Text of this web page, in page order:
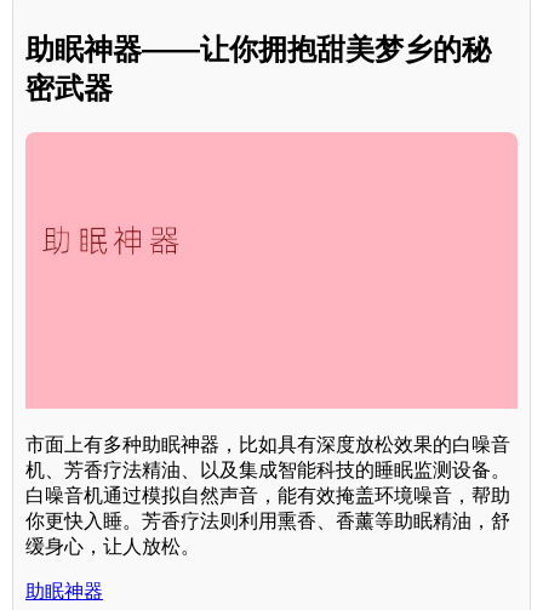
助眠神器——让你拥抱甜美梦乡的秘
密武器
市面上有多种助眠神器，比如具有深度放松效果的白噪音
机、芳香疗法精油、以及集成智能科技的睡眠监测设备。
白噪音机通过模拟自然声音，能有效掩盖环境噪音，帮助
你更快入睡。芳香疗法则利用熏香、香薰等助眠精油，舒
缓身心，让人放松。
助眠神器